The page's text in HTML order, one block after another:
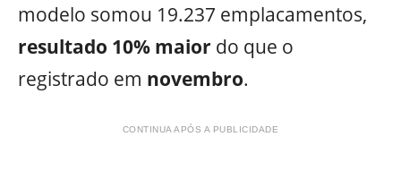
modelo somou 19.237 emplacamentos,
resultado 10% maior do que o
registrado em novembro.
CONTINUA APÓS A PUBLICIDADE